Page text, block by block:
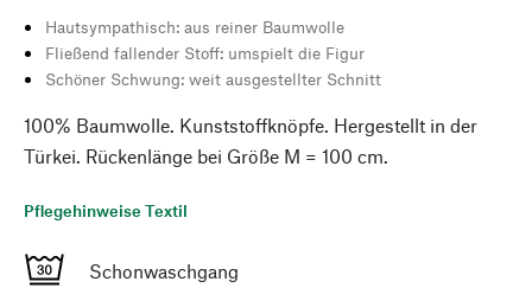
Hautsympathisch: aus reiner Baumwolle
Fließend fallender Stoff: umspielt die Figur
Schöner Schwung: weit ausgestellter Schnitt
100% Baumwolle. Kunststoffknöpfe. Hergestellt in der
Türkei. Rückenlänge bei Größe M = 100 cm.
Pflegehinweise Textil
Schonwaschgang